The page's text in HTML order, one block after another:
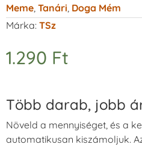
Meme Tanári Doga Mém
Márka: TSz
1.290 Ft
Több darab, jobb
Növeld a mennyiséget, és a
automatikusan kiszámoljuk.